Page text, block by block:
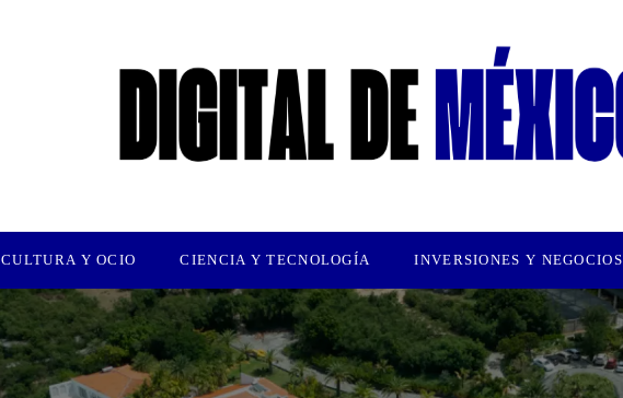
CULTURA Y OCIO CIENCIA Y TECNOLOGÍA INVERSIONES Y NEGOCIOS